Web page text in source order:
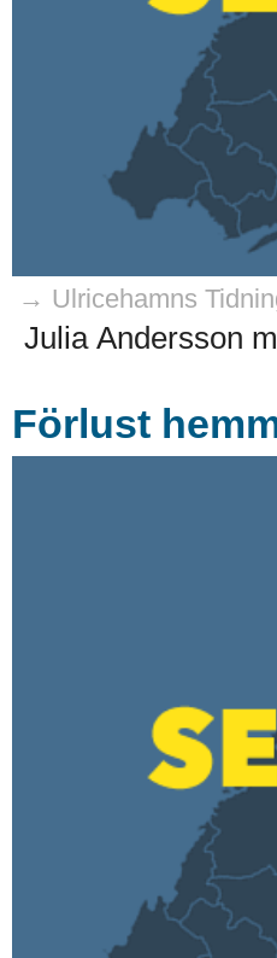
→ Ulricehamns
Julia Andersson
Förlust